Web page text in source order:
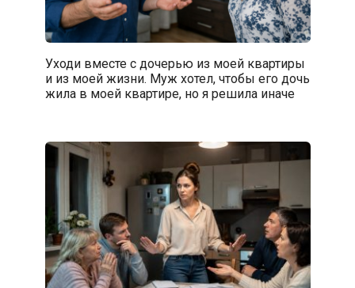
Уходи вместе с дочерью из моей квартиры
и из моей жизни. Муж хотел, чтобы его дочь
жила в моей квартире, но я решила иначе